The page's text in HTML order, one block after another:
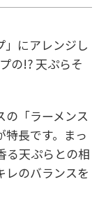
」にアレンジし
の!? 天ぷらそ
の「ラーメンス
長です。まっ
る天ぷらとの相
レのバランスを